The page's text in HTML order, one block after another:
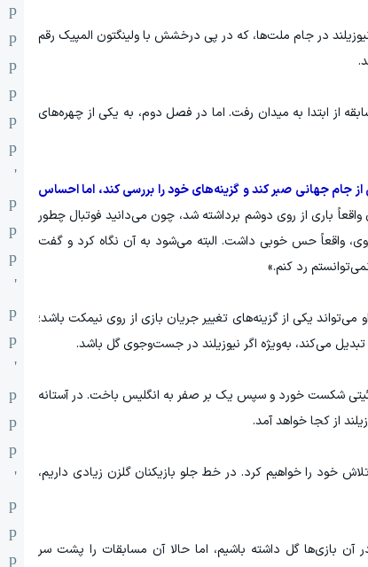
در جام ملت‌ها، که در پی درخشش با ولینگتون المپیک رقم
تنها در هفت مسابقه از ابتدا به میدان رفت. اما در فصل دوم، به یکی از چهره‌های
از جام جهانی صبر کند و گزینه‌های خود را بررسی کند، اما احساس
واقعاً باری از روی دوشم برداشته شد، چون می‌دانید فوتبال چطور
واقعاً حس خوبی داشت. البته می‌شود به آن نگاه کرد و گفت
رد کنم.»
یکی از گزینه‌های تغییر جریان بازی از روی نیمکت باشد؛
می‌کند، به‌ویژه اگر نیوزیلند در جست‌وجوی گل باشد.
پایانی خود موفق به گلزنی نشد؛ ابتدا ۴ بر صفر برابر هائیتی شکست خورد و سپس یک بر صفر به انگلیس باخت. در آستانه
از کجا خواهد آمد.
خود را خواهیم کرد. در خط جلو بازیکنان گلزن زیادی داریم،
آن بازی‌ها گل داشته باشیم، اما حالا آن مسابقات را پشت سر